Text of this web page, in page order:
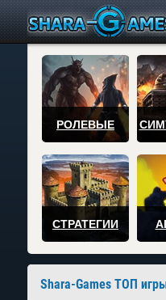
РОЛЕВЫЕ
СТРАТЕГИИ
Shara-Games ТОП